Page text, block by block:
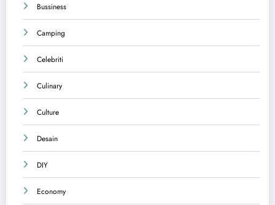
Bussiness
Camping
Celebriti
Culinary
Culture
Desain
DIY
Economy